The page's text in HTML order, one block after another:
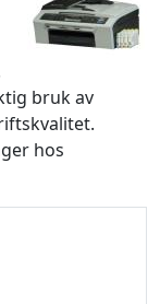
bruk av
hos